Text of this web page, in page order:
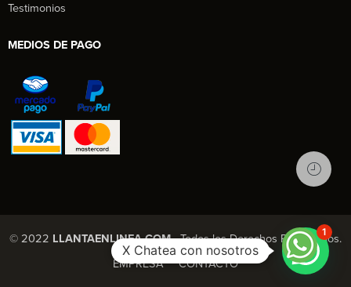
Testimonios
MEDIOS DE PAGO
© 2022 LLANTAENLINEA.COM- Todos los Derechos Reservados.
EMPRESA
CONTACTO
X Chatea con nosotros
1